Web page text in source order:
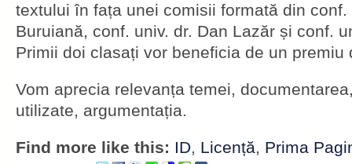
textului în fața unei comisii formată din conf.
Buruiană, conf. univ. dr. Dan Lazăr și conf.
Primii doi clasați vor beneficia de un premiu
Vom aprecia relevanța temei,
utilizate, argumentația.
Find more like this: ID, Licență, Prima